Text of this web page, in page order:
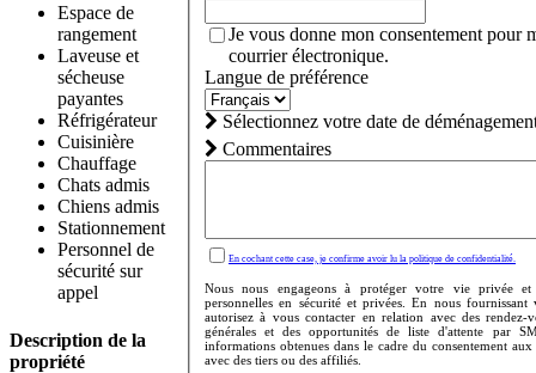
Espace de
rangement
Laveuse et
sécheuse
payantes
Réfrigérateur
Cuisinière
Chauffage
Chats admis
Chiens admis
Stationnement
Personnel de
sécurité sur
appel
Description de la
propriété
Je vous donne mon consentement pour
courrier électronique.
Langue de préférence
Sélectionnez votre date de
Commentaires
En cochant cette case, je confirme avoir lu la politique de confidentialité.
Nous nous engageons à protéger votre vie privée
personnelles en sécurité et privées. En nous
autorisez à vous contacter en relation avec des rendez-
générales et des opportunités de liste d'attente par
informations obtenues dans le cadre du consentement aux
avec des tiers ou des affiliés.